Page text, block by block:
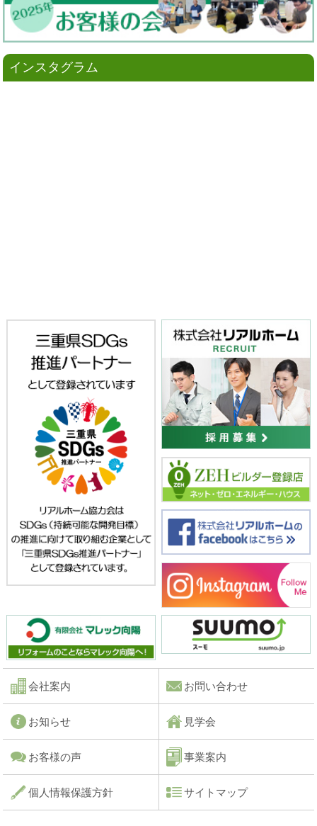
インスタグラム
会社案内 お問い合わせ
お知らせ 見学会
お客様の声 事業案内
個人情報保護方針 サイトマップ